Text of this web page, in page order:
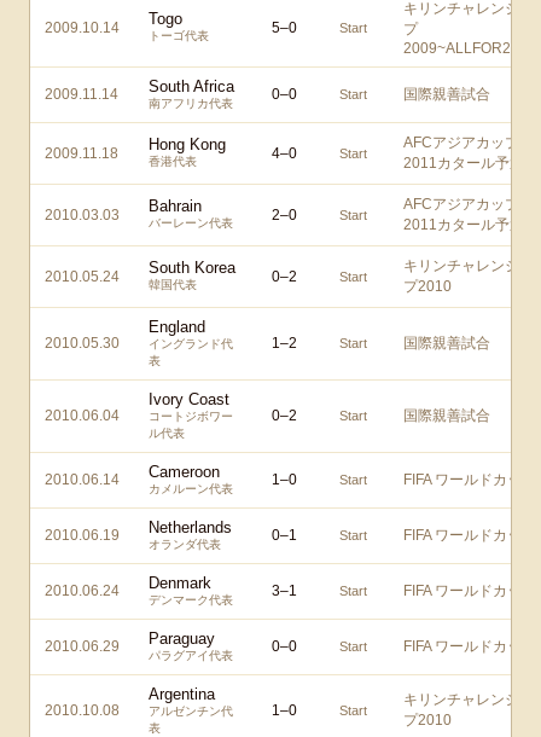
2009.10.14 Togo
トーゴ代表 5–0 Start
キリンチャレンジカ
プ
2009.11.14 South Africa
南アフリカ代表
0–0 Start 国際親善試合
2009.11.18 Hong Kong
香港代表 4–0 Start
AFCアジアカップ
2011カタール予選
2010.03.03 Bahrain
バーレーン代表 2–0 Start
AFCアジアカップ
2011カタール予選
2010.05.24 South Korea
韓国代表 0–2 Start
キリンチャレンジカ
プ2010
2010.05.30
England
イングランド代
表
1–2 Start 国際親善試合
2010.06.04
Ivory Coast
コートジボワー
ル代表
0–2 Start 国際親善試合
2010.06.14 Cameroon
カメルーン代表
1–0 Start FIFA ワールドカップ
2010.06.19 Netherlands
オランダ代表
0–1 Start FIFA ワールドカップ
2010.06.24 Denmark
デンマーク代表
3–1 Start FIFA ワールドカップ
2010.06.29 Paraguay
パラグアイ代表
0–0 Start FIFA ワールドカップ
2010.10.08
Argentina
アルゼンチン代
表
1–0 Start
キリンチャレンジカ
プ2010